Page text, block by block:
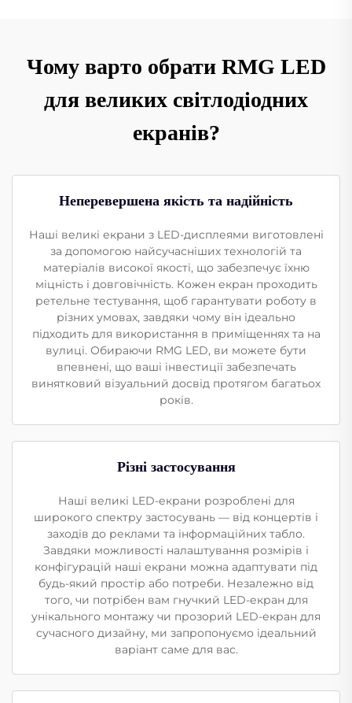
Чому варто обрати RMG LED
для великих світлодіодних
екранів?
Неперевершена якість та надійність
Наші великі екрани з LED-дисплеями виготовлені
за допомогою найсучасніших технологій та
матеріалів високої якості, що забезпечує їхню
міцність і довговічність. Кожен екран проходить
ретельне тестування, щоб гарантувати роботу в
різних умовах, завдяки чому він ідеально
підходить для використання в приміщеннях та на
вулиці. Обираючи RMG LED, ви можете бути
впевнені, що ваші інвестиції забезпечать
винятковий візуальний досвід протягом багатьох
років.
Різні застосування
Наші великі LED-екрани розроблені для
широкого спектру застосувань — від концертів і
заходів до реклами та інформаційних табло.
Завдяки можливості налаштування розмірів і
конфігурацій наші екрани можна адаптувати під
будь-який простір або потреби. Незалежно від
того, чи потрібен вам гнучкий LED-екран для
унікального монтажу чи прозорий LED-екран для
сучасного дизайну, ми запропонуємо ідеальний
варіант саме для вас.